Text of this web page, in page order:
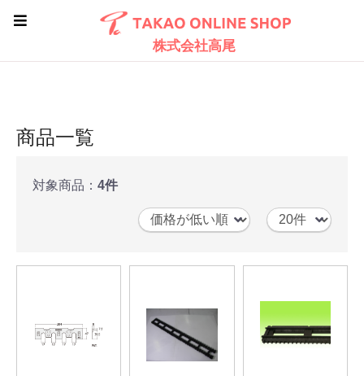
株式会社高尾
商品一覧
対象商品： 4件